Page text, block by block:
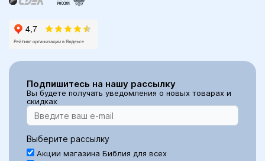
Подпишитесь на нашу рассылку
Вы будете получать уведомления о новых товарах и
скидках
Выберите рассылку
Акции магазина Библия для всех